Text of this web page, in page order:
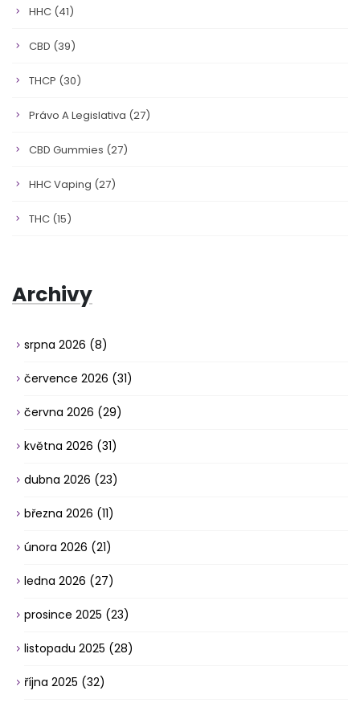
HHC (41)
CBD (39)
THCP (30)
Právo A Legislativa (27)
CBD Gummies (27)
HHC Vaping (27)
THC (15)
Archivy
srpna 2026 (8)
července 2026 (31)
června 2026 (29)
května 2026 (31)
dubna 2026 (23)
března 2026 (11)
února 2026 (21)
ledna 2026 (27)
prosince 2025 (23)
listopadu 2025 (28)
října 2025 (32)